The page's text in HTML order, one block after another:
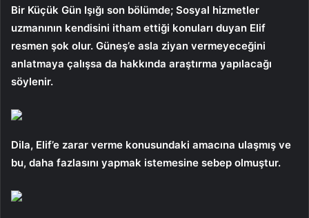
Bir Küçük Gün Işığı son bölümde; Sosyal hizmetler
uzmanının kendisini itham ettiği konuları duyan Elif
resmen şok olur. Güneş’e asla ziyan vermeyeceğini
anlatmaya çalışsa da hakkında araştırma yapılacağı
söylenir.
Dila, Elif’e zarar verme konusundaki amacına ulaşmış ve
bu, daha fazlasını yapmak istemesine sebep olmuştur.